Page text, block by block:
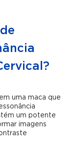
uma maca que
um potente
imagens